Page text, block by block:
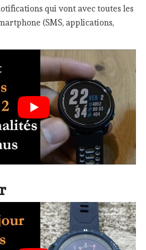
qui vont avec toutes les
(SMS, applications,